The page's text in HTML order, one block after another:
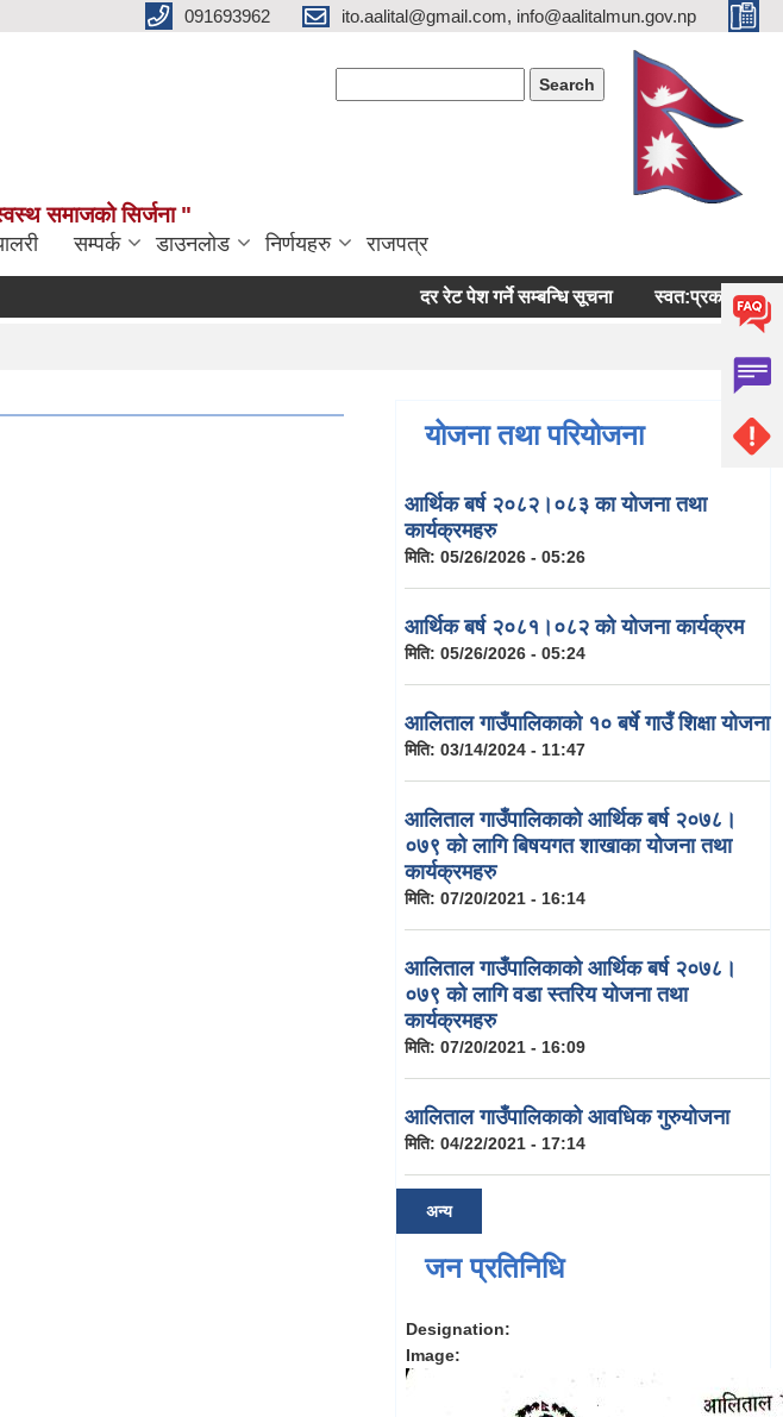
091693962 ito.aalital@gmail.com, info@aalitalmun.gov.np
समाजको सिर्जना "
सम्पर्क डाउनलोड निर्णयहरु राजपत्र
दर रेट पेश गर्ने सम्बन्धि सूचना स्वत:प्रकासन (बैशाख-
योजना तथा परियोजना
आर्थिक बर्ष २०८२।०८३ का योजना तथा
कार्यक्रमहरु
मिति: 05/26/2026 - 05:26
आर्थिक बर्ष २०८१।०८२ को योजना कार्यक्रम
मिति: 05/26/2026 - 05:24
आलिताल गाउँपालिकाको १० बर्षे गाउँ शिक्षा योजना
मिति: 03/14/2024 - 11:47
आलिताल गाउँपालिकाको आर्थिक बर्ष २०७८।
०७९ को लागि बिषयगत शाखाका योजना तथा
कार्यक्रमहरु
मिति: 07/20/2021 - 16:14
आलिताल गाउँपालिकाको आर्थिक बर्ष २०७८।
०७९ को लागि वडा स्तरिय योजना तथा
कार्यक्रमहरु
मिति: 07/20/2021 - 16:09
आलिताल गाउँपालिकाको आवधिक गुरुयोजना
मिति: 04/22/2021 - 17:14
अन्य
जन प्रतिनिधि
Designation:
Image: